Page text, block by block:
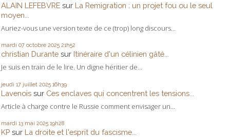
ALAIN LEFEBVRE sur La Remigration : un projet fou ou le seul
moyen...
Auriez-vous une version texte de ce (trop) long discours...
mardi 07 octobre 2025 21h52
christian Durante sur Itinéraire d'un célinien gâté...
Je suis en train de le lire. Un digne héritier de...
jeudi 17 juillet 2025 16h39
Lavenois sur Ces enclaves qui concentrent les tensions...
Article à charge contre le Russie comment envisager un...
mardi 13 mai 2025 19h28
KP sur La droite et l'esprit du fascisme...